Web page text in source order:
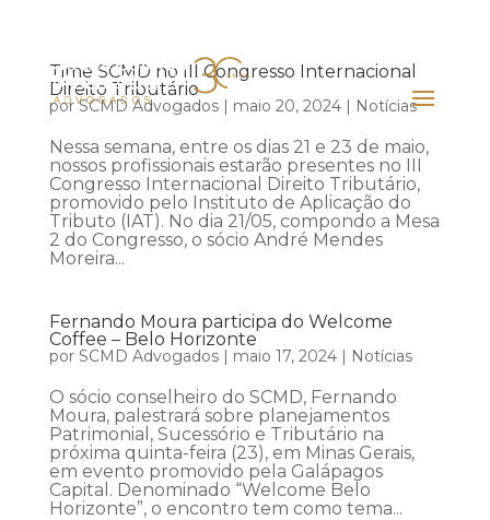
Time SCMD no III Congresso Internacional
Direito Tributário
porSCMD Advogados| maio 20, 2024| Notícias
Nessa semana, entre os dias 21 e 23 de maio,
nossos profissionais estarão presentes no III
Congresso Internacional Direito Tributário,
promovido pelo Instituto de Aplicação do
Tributo (IAT). No dia 21/05, compondo a Mesa
2 do Congresso, o sócio André Mendes
Moreira...
Fernando Moura participa do Welcome
Coffee – Belo Horizonte
por SCMD Advogados| maio 17, 2024| Notícias
O sócio conselheiro do SCMD, Fernando
Moura, palestrará sobre planejamentos
Patrimonial, Sucessório e Tributário na
próxima quinta-feira (23), em Minas Gerais,
em evento promovido pela Galápagos
Capital. Denominado “Welcome Belo
Horizonte”, o encontro tem como tema...